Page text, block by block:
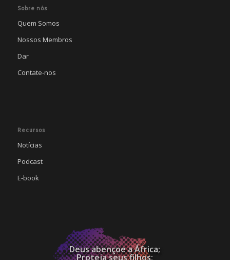
Sobre nós
Quem Somos
Nossos Membros
Dar
Contate-nos
Recursos
Notícias
Podcast
E-book
Deus abençoe a África;
Proteja seus filhos;